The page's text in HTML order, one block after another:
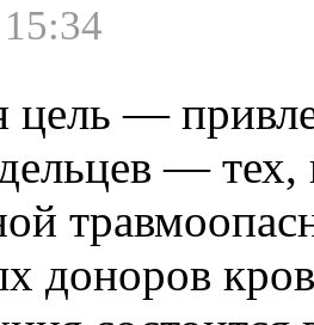
цель —
— тех,
доноров